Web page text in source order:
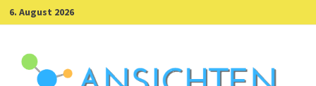
Skip
to
6. August 2026